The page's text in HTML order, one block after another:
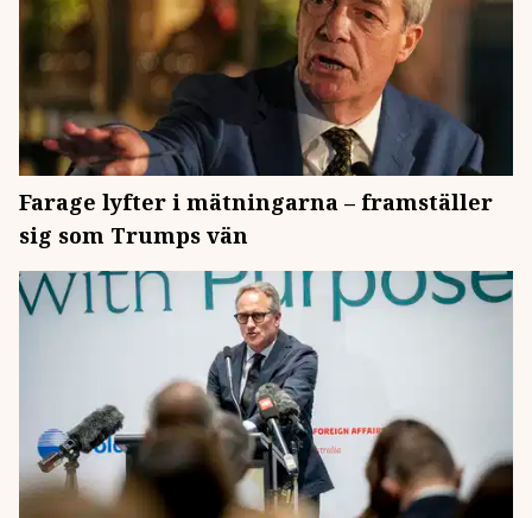
Farage lyfter i mätningarna – framställer
sig som Trumps vän